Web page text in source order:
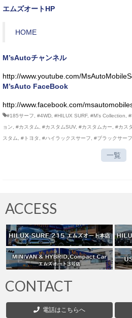
エムズオートHP
HOME
M’sAutoチャンネル
http://www.youtube.com/
M’sAuto FaceBook
http://www.facebook.com/
#185サーフ #4WD #HILUX SURF, #M’s Collection
ョン
#カスタム #カスタムSUV, #カスタムカー #カス
スタム
#トヨタ #ハイラックスサーフ #ブラックサーフ
一覧
ACCESS
CONTACT
電話はこちらへ